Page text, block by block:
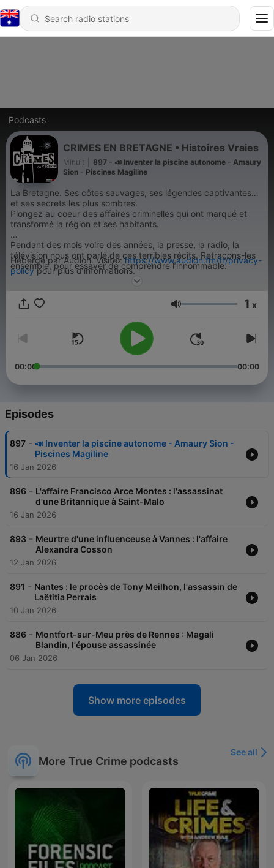
Podcasts
CRIMES EN BRETAGNE • Histoires Vraies
Minuit
897 - 📣 Inventer la piscine autonome - Amaury
Sion - Piscines Magiline
La Bretagne. Ses côtes sauvages, ses légendes captivantes…
et ses secrets les plus sombres.
Plongez au coeur des affaires criminelles qui ont marqué et
transformé la région et ses habitants.
Pendant des mois voire des années, la presse, la radio, la
télévision nous ont parlé de ces terribles récits. Retraçons-les
ensemble, pour essayer de comprendre l’innommable.
CRIMES EN BRETAGNE • Histoires Vraies est une production
MINUIT, issue de la collection
Minuit en intégrale et sans publicité. 👉
https://m.audiomeans.fr/s/S-pSlDfzMx
Rejoignez-nous surInstagram🌃
Hébergé par Audion. Visitezhttps://www.audion.fm/fr/privacy-
policypour plus d’informations.
Volume 1 x
00:00 00:00
Episodes
897 - 📣 Inventer la piscine autonome - Amaury Sion -
Piscines Magiline
16 Jan 2026
896 - L'affaire Francisco Arce Montes : l'assassinat
d'une Britannique à Saint-Malo
16 Jan 2026
893 - Meurtre d'une influenceuse à Vannes : l'affaire
Alexandra Cosson
12 Jan 2026
891 - Nantes : le procès de Tony Meilhon, l'assassin de
Laëtitia Perrais
10 Jan 2026
886 - Montfort-sur-Meu près de Rennes : Magali
Blandin, l'épouse assassinée
06 Jan 2026
Show more episodes
More True Crime podcasts
See all